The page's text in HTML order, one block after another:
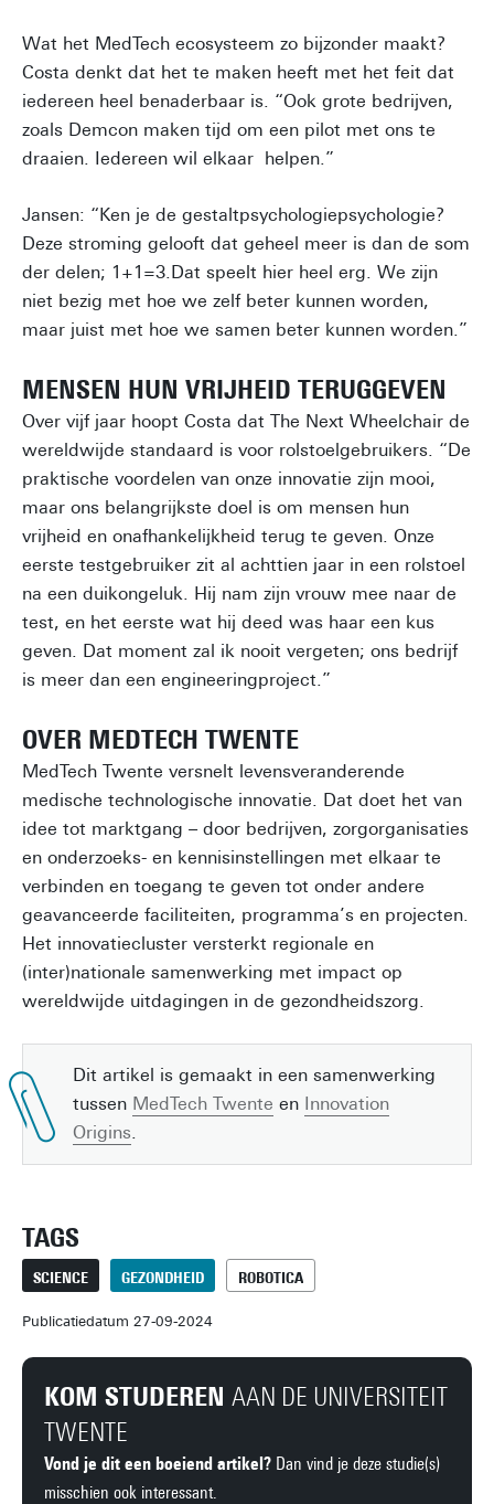
Wat het MedTech ecosysteem zo bijzonder maakt?
Costa denkt dat het te maken heeft met het feit dat
iedereen heel benaderbaar is. “Ook grote bedrijven,
zoals Demcon maken tijd om een pilot met ons te
draaien. Iedereen wil elkaar helpen.”
Jansen: “Ken je de gestaltpsychologiepsychologie?
Deze stroming gelooft dat geheel meer is dan de som
der delen; 1+1=3.Dat speelt hier heel erg. We zijn
niet bezig met hoe we zelf beter kunnen worden,
maar juist met hoe we samen beter kunnen worden.”
MENSEN HUN VRIJHEID TERUGGEVEN
Over vijf jaar hoopt Costa dat The Next Wheelchair de
wereldwijde standaard is voor rolstoelgebruikers. “De
praktische voordelen van onze innovatie zijn mooi,
maar ons belangrijkste doel is om mensen hun
vrijheid en onafhankelijkheid terug te geven. Onze
eerste testgebruiker zit al achttien jaar in een rolstoel
na een duikongeluk. Hij nam zijn vrouw mee naar de
test, en het eerste wat hij deed was haar een kus
geven. Dat moment zal ik nooit vergeten; ons bedrijf
is meer dan een engineeringproject.”
OVER MEDTECH TWENTE
MedTech Twente versnelt levensveranderende
medische technologische innovatie. Dat doet het van
idee tot marktgang – door bedrijven, zorgorganisaties
en onderzoeks- en kennisinstellingen met elkaar te
verbinden en toegang te geven tot onder andere
geavanceerde faciliteiten, programma’s en projecten.
Het innovatiecluster versterkt regionale en
(inter)nationale samenwerking met impact op
wereldwijde uitdagingen in de gezondheidszorg.
Dit artikel is gemaakt in een samenwerking
tussen MedTech Twente en Innovation
Origins.
TAGS
SCIENCE GEZONDHEID ROBOTICA
Publicatiedatum 27-09-2024
KOM STUDEREN AAN DE UNIVERSITEIT
TWENTE
Vond je dit een boeiend artikel? Dan vind je deze studie(s)
misschien ook interessant.